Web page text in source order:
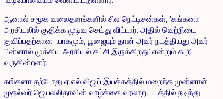
ஆனால் சமூக வலைதளங்களில் சில நெட்டிசன்கள், ‘கங்கனா
அரசியலில் குதிக்க முடிவு செய்து விட்டார். அதில் வெற்றியை
குவிப்பதற்கான யாகமும், பூஜையும் தான் அவர் நடத்தியது அவர்
பின்னால் முக்கிய அரசியல் கட்சி இருக்கிறது’ என்றும் கூறி
வருகின்றனர்.
கங்கனா தற்போது ஏ.எல்.விஜய் இயக்கத்தில் மறைந்த முன்னாள்
முதல்வர் ஜெயலலிதாவின் வாழ்க்கை வரலாறு படத்தில் நடித்து